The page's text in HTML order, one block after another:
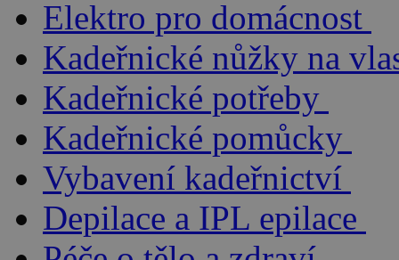
Elektro pro domácnost
Kadeřnické nůžky na
Kadeřnické potřeby
Kadeřnické pomůcky
Vybavení kadeřnictví
Depilace a IPL epilace